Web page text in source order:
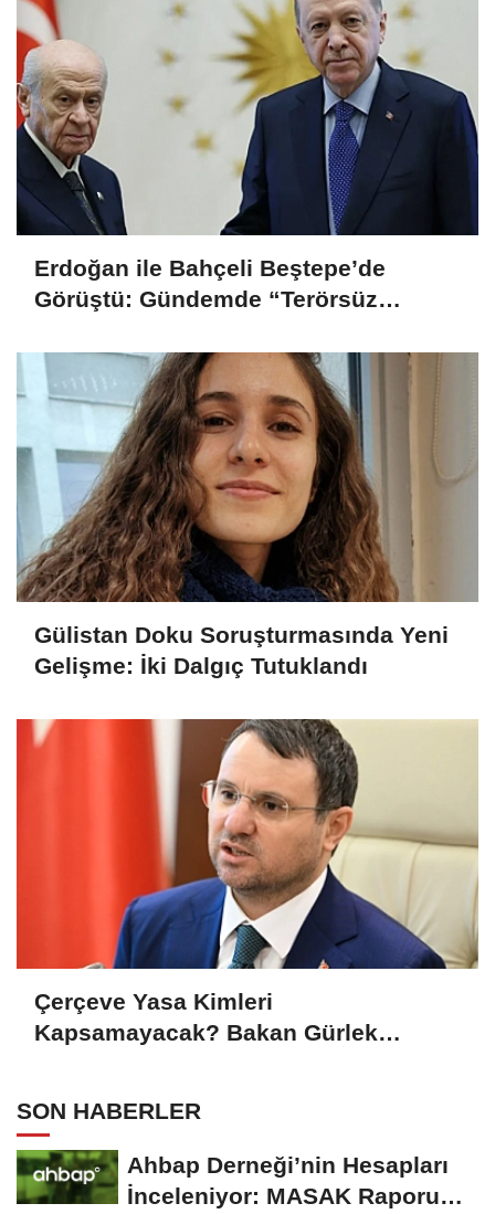
Erdoğan ile Bahçeli Beştepe’de
Görüştü: Gündemde “Terörsüz
Gülistan Doku Soruşturmasında Yeni
Gelişme: İki Dalgıç Tutuklandı
Çerçeve Yasa Kimleri
Kapsamayacak? Bakan Gürlek
SON HABERLER
Ahbap Derneği’nin Hesapları
İnceleniyor: MASAK Raporu